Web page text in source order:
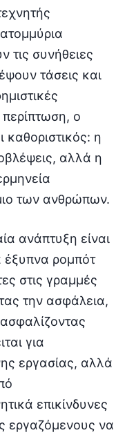
τις συνήθειες
τάσεις και
περίπτωση, ο
η
αλλά η
των ανθρώπων.
ανάπτυξη είναι
έξυπνα ρομπότ
στις γραμμές
την ασφάλεια,
για
εργασίας, αλλά
επικίνδυνες
εργαζόμενους να